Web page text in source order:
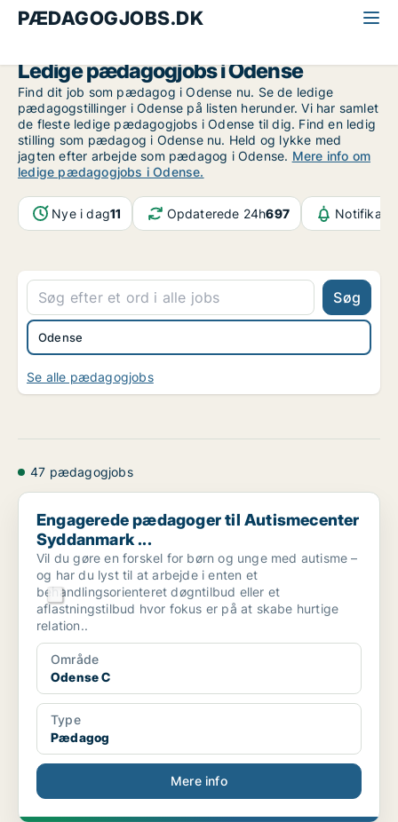
PÆDAGOGJOBS.DK
Ledige pædagogjobs i Odense
Find dit job som pædagog i Odense nu. Se de ledige
pædagogstillinger i Odense på listen herunder. Vi har samlet
de fleste ledige pædagogjobs i Odense til dig. Find en ledig
stilling som pædagog i Odense nu. Held og lykke med
jagten efter arbejde som pædagog i Odense. Mere info om
ledige pædagogjobs i Odense.
Nye i dag11 Opdaterede 24h697
Søg
Odense
Se alle pædagogjobs
47 pædagogjobs
Engagerede pædagoger til Autismecenter Syddanmark ...
Engagerede pædagoger til Autismecenter
Syddanmark ...
Vil du gøre en forskel for børn og unge med autisme –
og har du lyst til at arbejde i enten et
behandlingsorienteret døgntilbud eller et
aflastningstilbud hvor fokus er på at skabe hurtige
relation..
Område
Odense C
Type
Pædagog
Mere info